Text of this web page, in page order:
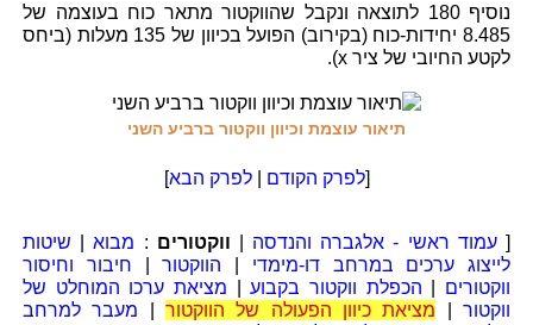
נוסיף 180 לתוצאה ונקבל שהווקטור מתאר כוח בעוצמה של
8.485 יחידות-כוח (בקירוב) הפועל בכיוון של 135 מעלות (ביחס
לקטע החיובי של ציר x).
תיאור עוצמת וכיוון ווקטור ברביע השני
[לפרק הקודם |לפרק הבא]
[עמוד ראשי - אלגברה והנדסה ווקטורים : מבוא| שיטות
לייצוג ערכים במרחב דו-מימדי
הווקטור| חיבור וחיסור
ווקטורים
הכפלת ווקטור בקבוע| מציאת ערכו המוחלט של
ווקטור| מציאת כיוון הפעולה של הווקטור| מעבר למרחב